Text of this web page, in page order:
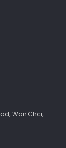
Wan Chai,